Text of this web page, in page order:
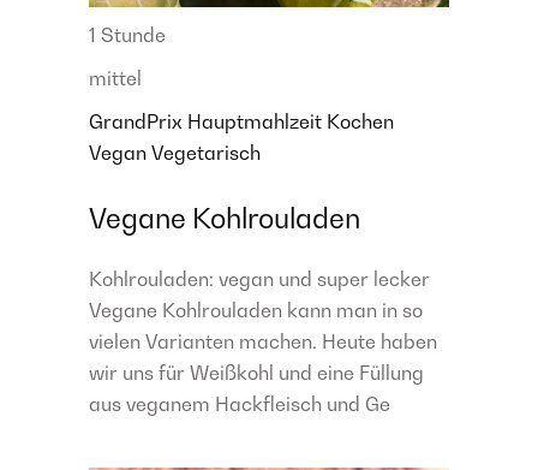
1 Stunde
mittel
GrandPrix Hauptmahlzeit Kochen
Vegan Vegetarisch
Vegane Kohlrouladen
Kohlrouladen: vegan und super lecker
Vegane Kohlrouladen kann man in so
vielen Varianten machen. Heute haben
wir uns für Weißkohl und eine Füllung
aus veganem Hackfleisch und Ge